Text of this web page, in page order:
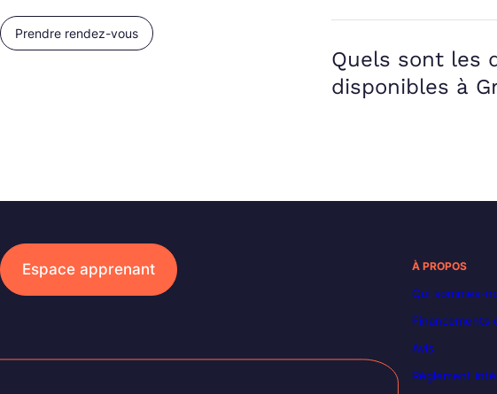
Prendre rendez-vous
Quels sont les
disponibles à
Espace apprenant À PROPOS
Qui sommes-
Financements
Avis
Règlement